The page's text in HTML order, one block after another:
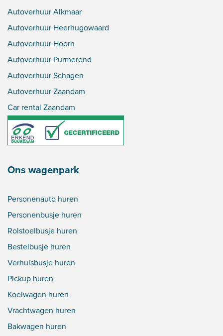
Autoverhuur Alkmaar
Autoverhuur Heerhugowaard
Autoverhuur Hoorn
Autoverhuur Purmerend
Autoverhuur Schagen
Autoverhuur Zaandam
Car rental Zaandam
Ons wagenpark
Personenauto huren
Personenbusje huren
Rolstoelbusje huren
Bestelbusje huren
Verhuisbusje huren
Pickup huren
Koelwagen huren
Vrachtwagen huren
Bakwagen huren